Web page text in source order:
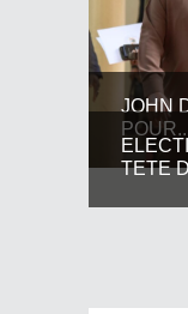
JOHN
TETE